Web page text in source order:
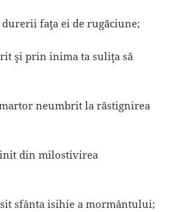
durerii faţa ei de rugăciune;
şi prin inima ta suliţa să
neumbrit la răstignirea
din milostivirea
sfânta isihie a mormântului;